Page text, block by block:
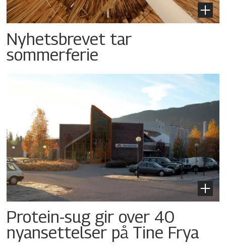
Nyhetsbrevet tar
sommerferie
Protein-sug gir over 40
nyansettelser på Tine Frya